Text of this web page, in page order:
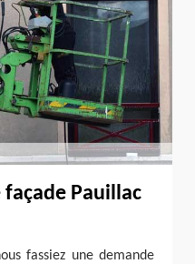
façade Pauillac
fassiez une demande